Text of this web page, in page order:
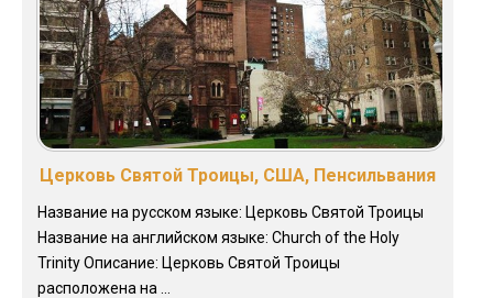
Церковь Святой Троицы, США, Пенсильвания
Название на русском языке: Церковь Святой Троицы
Название на английском языке: Church of the Holy
Trinity Описание: Церковь Святой Троицы
расположена на ...